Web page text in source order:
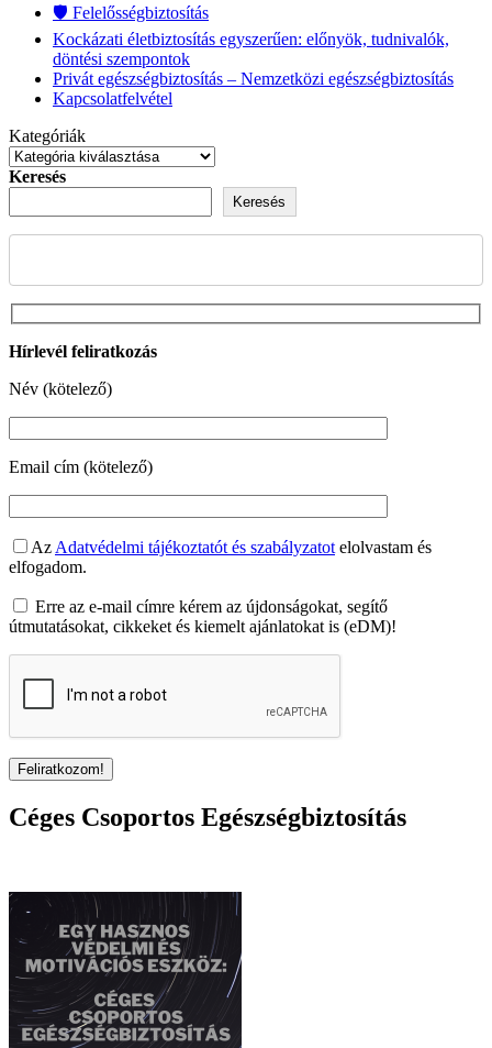
🛡️ Felelősségbiztosítás
Kockázati életbiztosítás egyszerűen: előnyök, tudnivalók,
döntési szempontok
Privát egészségbiztosítás – Nemzetközi egészségbiztosítás
Kapcsolatfelvétel
Kategóriák
Keresés
Keresés
Hírlevél feliratkozás
Név (kötelező)
Email cím (kötelező)
Az Adatvédelmi tájékoztatót és szabályzatot elolvastam és
elfogadom.
Erre az e-mail címre kérem az újdonságokat, segítő
útmutatásokat, cikkeket és kiemelt ajánlatokat is (eDM)!
Céges Csoportos Egészségbiztosítás